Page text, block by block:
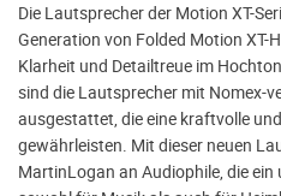
Die Lautsprecher der Motion XT-
Generation von Folded Motion
Klarheit und Detailtreue im
sind die Lautsprecher mit Nomex-
ausgestattet, die eine kraftvolle
gewährleisten. Mit dieser neuen
MartinLogan an Audiophile, die